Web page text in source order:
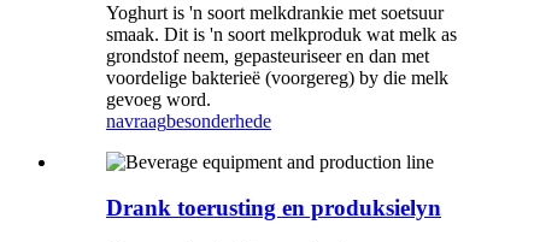
Yoghurt is 'n soort melkdrankie met soetsuur
smaak. Dit is 'n soort melkproduk wat melk as
grondstof neem, gepasteuriseer en dan met
voordelige bakterieë (voorgereg) by die melk
gevoeg word.
navraagbesonderhede
Drank toerusting en produksielyn